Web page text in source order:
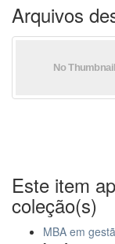
Arquivos
Este item
coleção(s)
MBA em